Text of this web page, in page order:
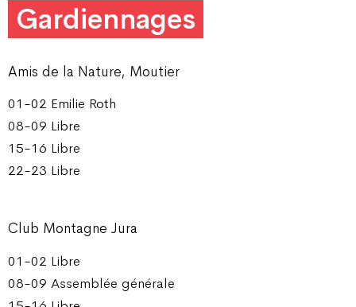
Gardiennages
Amis de la Nature, Moutier
01-02 Emilie Roth
08-09 Libre
15-16 Libre
22-23 Libre
Club Montagne Jura
01-02 Libre
08-09 Assemblée générale